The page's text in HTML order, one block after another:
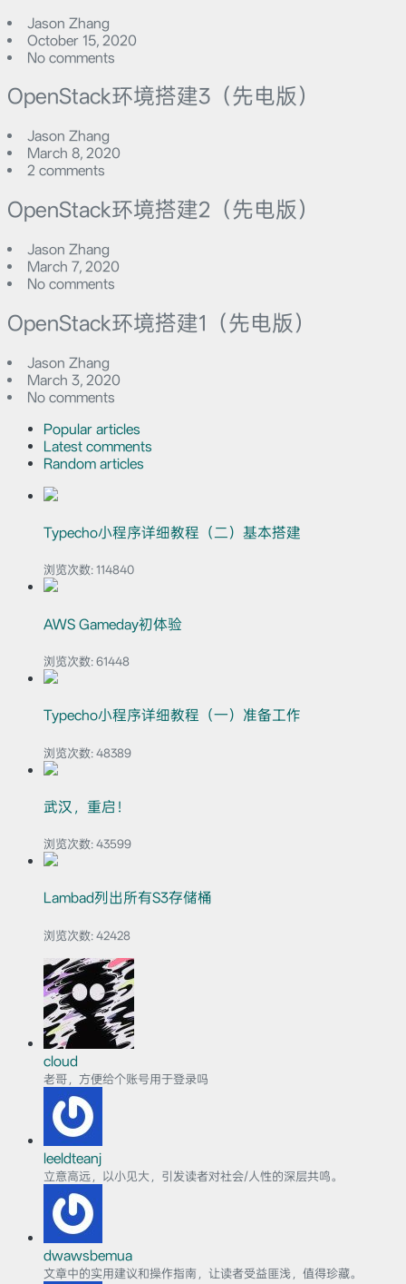
Jason Zhang
October 15, 2020
No comments
OpenStack环境搭建3（先电版）
Jason Zhang
March 8, 2020
2 comments
OpenStack环境搭建2（先电版）
Jason Zhang
March 7, 2020
No comments
OpenStack环境搭建1（先电版）
Jason Zhang
March 3, 2020
No comments
Popular articles
Latest comments
Random articles
Typecho小程序详细教程（二）基本搭建
浏览次数: 114840
AWS Gameday初体验
浏览次数: 61448
Typecho小程序详细教程（一）准备工作
浏览次数: 48389
武汉，重启！
浏览次数: 43599
Lambad列出所有S3存储桶
浏览次数: 42428
cloud
老哥，方便给个账号用于登录吗
leeldteanj
立意高远，以小见大，引发读者对社会/人性的深层共鸣。
dwawsbemua
文章中的实用建议和操作指南，让读者受益匪浅，值得珍藏。